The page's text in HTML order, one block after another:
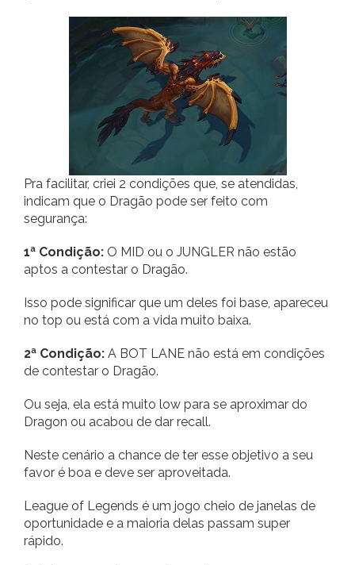
Pra facilitar, criei 2 condições que, se atendidas,
indicam que o Dragão pode ser feito com
segurança:
1ª Condição: O MID ou o JUNGLER não estão
aptos a contestar o Dragão.
Isso pode significar que um deles foi base, apareceu
no top ou está com a vida muito baixa.
2ª Condição: A BOT LANE não está em condições
de contestar o Dragão.
Ou seja, ela está muito low para se aproximar do
Dragon ou acabou de dar recall.
Neste cenário a chance de ter esse objetivo a seu
favor é boa e deve ser aproveitada.
League of Legends é um jogo cheio de janelas de
oportunidade e a maioria delas passam super
rápido.